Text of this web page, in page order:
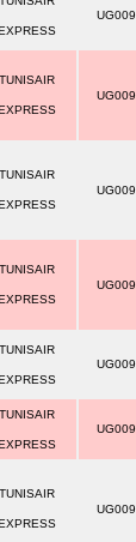
UG009
TUNISAIR
UG009
TUNISAIR
UG009
TUNISAIR
UG009
TUNISAIR
UG009
TUNISAIR
UG009
TUNISAIR
UG009